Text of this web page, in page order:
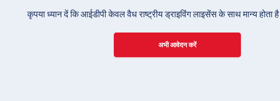
कृपया ध्यान दें कि आईडीपी केवल वैध राष्ट्रीय ड्राइविंग लाइसेंस के साथ मान्य होता
अभी आवेदन करें